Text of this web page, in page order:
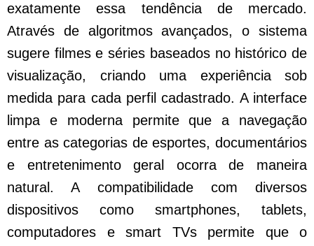
exatamente essa tendência de mercado.
Através de algoritmos avançados, o sistema
sugere filmes e séries baseados no histórico de
visualização, criando uma experiência sob
medida para cada perfil cadastrado. A interface
limpa e moderna permite que a navegação
entre as categorias de esportes, documentários
e entretenimento geral ocorra de maneira
natural. A compatibilidade com diversos
dispositivos como smartphones, tablets,
computadores e smart TVs permite que o